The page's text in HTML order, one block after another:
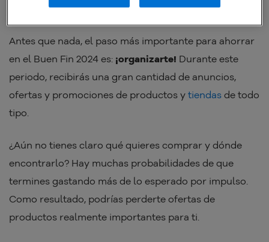
Ten una lista de prioridades
Antes que nada, el paso más importante para ahorrar
en el Buen Fin 2024 es: ¡organizarte! Durante este
periodo, recibirás una gran cantidad de anuncios,
ofertas y promociones de productos y tiendas de todo
tipo.
¿Aún no tienes claro qué quieres comprar y dónde
encontrarlo? Hay muchas probabilidades de que
termines gastando más de lo esperado por impulso.
Como resultado, podrías perderte ofertas de
productos realmente importantes para ti.